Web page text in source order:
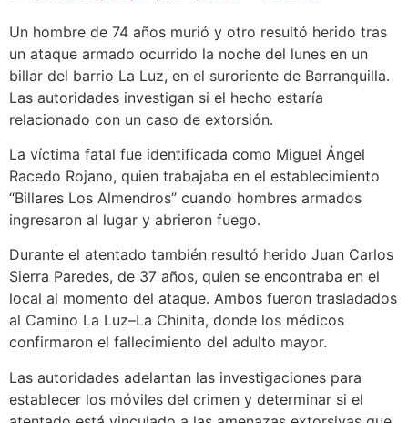
Un hombre de 74 años murió y otro resultó herido tras
un ataque armado ocurrido la noche del lunes en un
billar del barrio La Luz, en el suroriente de Barranquilla.
Las autoridades investigan si el hecho estaría
relacionado con un caso de extorsión.
La víctima fatal fue identificada como Miguel Ángel
Racedo Rojano, quien trabajaba en el establecimiento
“Billares Los Almendros” cuando hombres armados
ingresaron al lugar y abrieron fuego.
Durante el atentado también resultó herido Juan Carlos
Sierra Paredes, de 37 años, quien se encontraba en el
local al momento del ataque. Ambos fueron trasladados
al Camino La Luz–La Chinita, donde los médicos
confirmaron el fallecimiento del adulto mayor.
Las autoridades adelantan las investigaciones para
establecer los móviles del crimen y determinar si el